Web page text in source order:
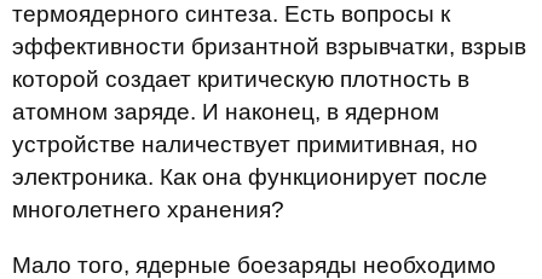
термоядерного синтеза. Есть вопросы к
эффективности бризантной взрывчатки, взрыв
которой создает критическую плотность в
атомном заряде. И наконец, в ядерном
устройстве наличествует примитивная, но
электроника. Как она функционирует после
многолетнего хранения?
Мало того, ядерные боезаряды необходимо